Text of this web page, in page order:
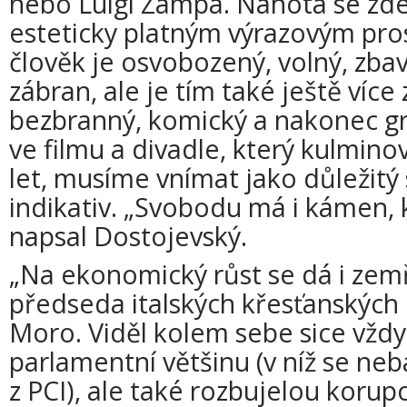
esteticky platným výrazovým
člověk je osvobozený, volný,
zábran, ale je tím také ještě více
bezbranný, komický a nakonec
ve filmu a divadle, který
let, musíme vnímat jako
indikativ. „Svobodu má i kámen,
napsal Dostojevský.
„Na ekonomický růst se dá i
předseda italských
Moro. Viděl kolem sebe sice
parlamentní většinu (v níž se
z PCI), ale také rozbujelou